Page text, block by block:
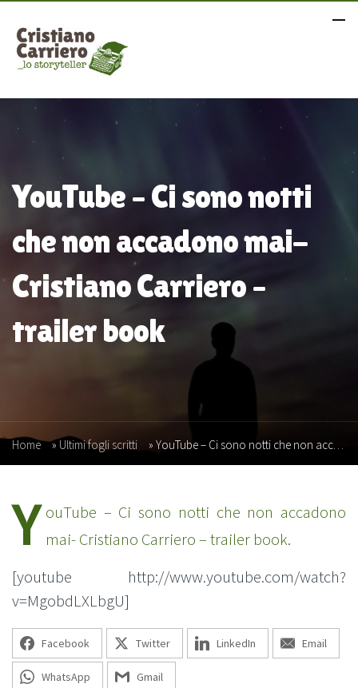
YouTube – Ci sono notti
che non accadono mai-
Cristiano Carriero –
trailer book
Home »Ultimi fogli scritti » YouTube – Ci sono notti che non accadono mai- Cristiano Carriero – trailer book
Y ouTube – Ci sono notti che non accadono
mai- Cristiano Carriero – trailer book.
[youtube http://www.youtube.com/watch?
v=MgobdLXLbgU]
Facebook Twitter LinkedIn Email
WhatsApp Gmail